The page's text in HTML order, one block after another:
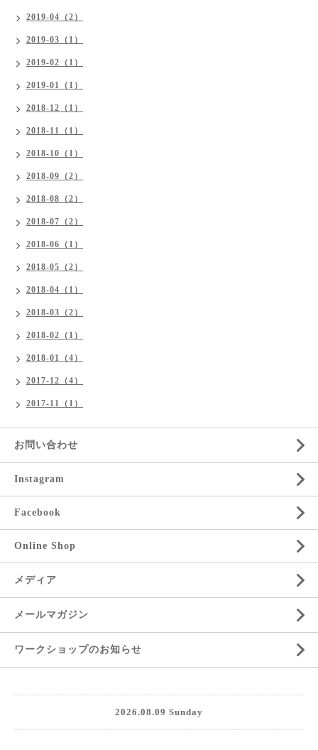
2019-04（2）
2019-03（1）
2019-02（1）
2019-01（1）
2018-12（1）
2018-11（1）
2018-10（1）
2018-09（2）
2018-08（2）
2018-07（2）
2018-06（1）
2018-05（2）
2018-04（1）
2018-03（2）
2018-02（1）
2018-01（4）
2017-12（4）
2017-11（1）
お問い合わせ
Instagram
Facebook
Online Shop
メディア
メールマガジン
ワークショップのお知らせ
2026.08.09 Sunday